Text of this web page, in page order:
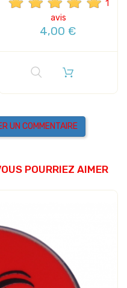
1
avis
4,00 €
UN COMMENTAIRE
POURRIEZ AIMER